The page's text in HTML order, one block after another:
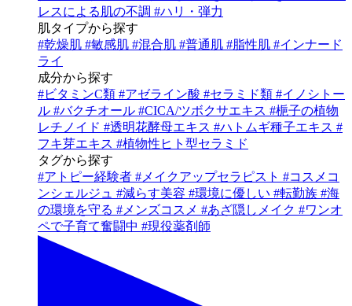
レスによる肌の不調 #ハリ・弾力
肌タイプから探す
#乾燥肌 #敏感肌 #混合肌 #普通肌 #脂性肌 #インナード
ライ
成分から探す
#ビタミンC類 #アゼライン酸 #セラミド類 #イノシトー
ル #バクチオール #CICA/ツボクサエキス #梔子の植物
レチノイド #透明花酵母エキス #ハトムギ種子エキス #
フキ芽エキス #植物性ヒト型セラミド
タグから探す
#アトピー経験者 # メイクアップセラピスト #コスメコ
ンシェルジュ #減らす美容 #環境に優しい #転勤族 #海
の環境を守る # メンズコスメ #あざ隠しメイク #ワンオ
ペで子育て奮闘中 #現役薬剤師